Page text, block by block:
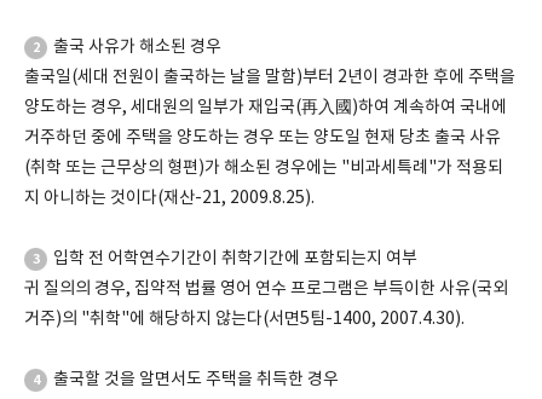
2
출국 사유가 해소된 경우
출국일(세대 전원이 출국하는 날을 말함)부터 2년이 경과한 후에 주택을
양도하는 경우, 세대원의 일부가 재입국(再入國)하여 계속하여 국내에
거주하던 중에 주택을 양도하는 경우 또는 양도일 현재 당초 출국 사유
(취학 또는 근무상의 형편)가 해소된 경우에는 "비과세특례"가 적용되
지 아니하는 것이다(재산-21, 2009.8.25).
3
입학 전 어학연수기간이 취학기간에 포함되는지 여부
귀 질의의 경우, 집약적 법률 영어 연수 프로그램은 부득이한 사유(국외
거주)의 "취학"에 해당하지 않는다(서면5팀-1400, 2007.4.30).
4
출국할 것을 알면서도 주택을 취득한 경우